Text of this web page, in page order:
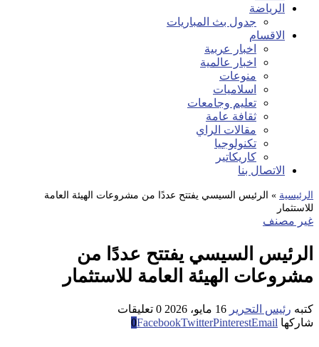
الرياضة
جدول بث المباريات
الاقسام
اخبار عربية
اخبار عالمية
منوعات
اسلاميات
تعليم وجامعات
ثقافة عامة
مقالات الراي
تكنولوجيا
كاريكاتير
الاتصال بنا
الرئيسية » الرئيس السيسي يفتتح عددًا من مشروعات الهيئة العامة
للاستثمار
غير مصنف
الرئيس السيسي يفتتح عددًا من
مشروعات الهيئة العامة للاستثمار
كتبه رئيس التحرير 16 مايو، 2026
0 تعليقات
شاركها
0FacebookTwitterPinterestEmail